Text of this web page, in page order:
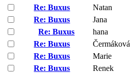
Re: Buxus
Natan
Re: Buxus
Jana
Re: Buxus
hana
Re: Buxus
Čermáková
Re: Buxus
Marie
Re: Buxus
Renek